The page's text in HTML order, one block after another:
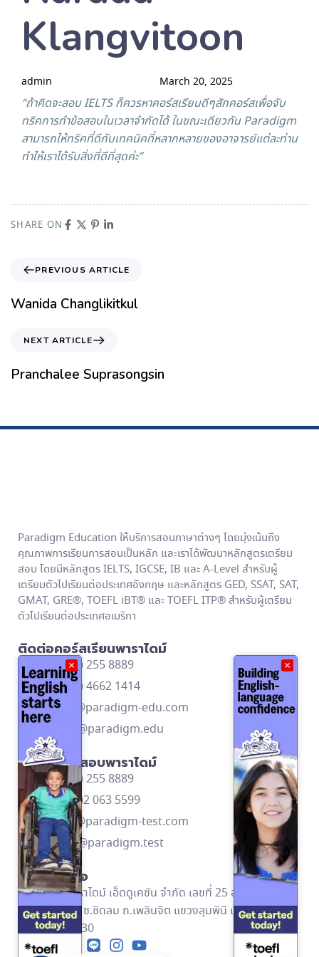
Klangvitoon
admin March 20, 2025
“ถ้าคิดจะสอบ IELTS ก็ควรหาคอร์สเรียนดีๆสักคอร์สเพื่อจับ
ทริคการทำข้อสอบในเวลาจำกัดได้ ในขณะเดียวกัน Paradigm
สามารถให้ทริคที่ดีกับเทคนิคที่หลากหลายของอาจารย์แต่ละท่าน
ทำให้เราได้รับสิ่งที่ดีที่สุดค่ะ”
SHARE ON
PREVIOUS ARTICLE
Wanida Changlikitkul
NEXT ARTICLE
Pranchalee Suprasongsin
Paradigm Education ให้บริการสอนภาษาต่างๆ โดยมุ่งเน้นถึง
คุณภาพการเรียนการสอนเป็นหลัก และเราได้พัฒนาหลักสูตรเตรียม
สอบ โดยมีหลักสูตร IELTS, IGCSE, IB และ A-Level สำหรับผู้
เตรียมตัวไปเรียนต่อประเทศอังกฤษ และหลักสูตร GED, SSAT, SAT,
GMAT, GRE®, TOEFL iBT® และ TOEFL ITP® สำหรับผู้เตรียม
ตัวไปเรียนต่อประเทศอเมริกา
ติดต่อคอร์สเรียนพาราไดม์
โทร: (662) 255 8889
โทร: (668) 4662 1414
contact@paradigm-edu.com
Line ID: @paradigm.edu
ติดต่อศูนย์สอบพาราไดม์
โทร: (662) 255 8889
โทร: (669)2 063 5599
contact@paradigm-test.com
Line ID: @paradigm.test
ข้อมูลติดต่อ
บริษัท พาราไดม์ เอ็ดดูเคชัน จำกัด เลขที่ 25 อาคารอัลม่า
ลิงค์ ชั้น 2 ซ.ชิดลม ถ.เพลินจิต แขวงลุมพินี เขตปทุมวัน
กทม. 10330
× ×